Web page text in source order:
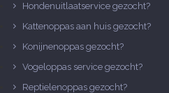
Hondenuitlaatservice gezocht?
Kattenoppas aan huis gezocht?
Konijnenoppas gezocht?
Vogeloppas service gezocht?
Reptielenoppas gezocht?